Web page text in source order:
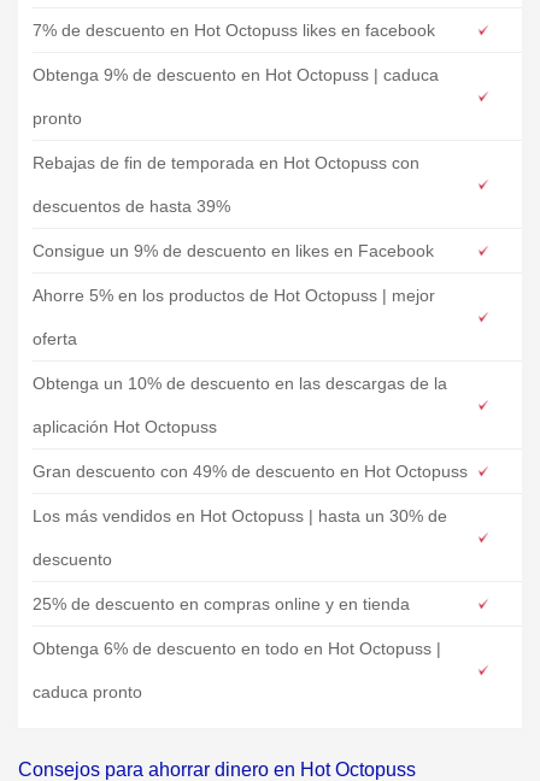
7% de descuento en Hot Octopuss likes en facebook
Obtenga 9% de descuento en Hot Octopuss | caduca
pronto
Rebajas de fin de temporada en Hot Octopuss con
descuentos de hasta 39%
Consigue un 9% de descuento en likes en Facebook
Ahorre 5% en los productos de Hot Octopuss | mejor
oferta
Obtenga un 10% de descuento en las descargas de la
aplicación Hot Octopuss
Gran descuento con 49% de descuento en Hot Octopuss
Los más vendidos en Hot Octopuss | hasta un 30% de
descuento
25% de descuento en compras online y en tienda
Obtenga 6% de descuento en todo en Hot Octopuss |
caduca pronto
Consejos para ahorrar dinero en Hot Octopuss